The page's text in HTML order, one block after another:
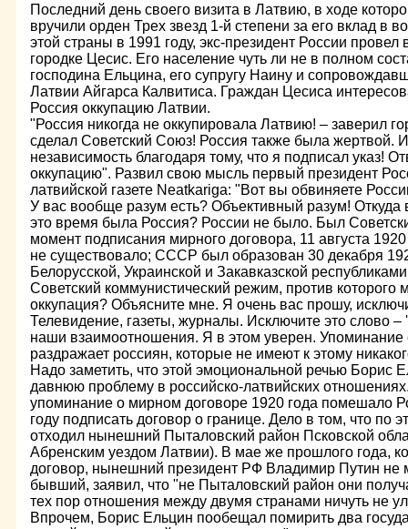
Последний день своего визита в Латвию, в ходе
вручили орден Трех звезд 1-й степени за его вклад в
этой страны в 1991 году, экс-президент России
городке Цесис. Его население чуть ли не в полном
господина Ельцина, его супругу Наину и
Латвии Айгарса Калвитиса. Граждан Цесиса
Россия оккупацию Латвии.
"Россия никогда не оккупировала Латвию! – заверил
сделал Советский Союз! Россия также была жертвой.
независимость благодаря тому, что я подписал указ!
оккупацию". Развил свою мысль первый президент
латвийской газете Neatkariga: "Вот вы обвиняете
У вас вообще разум есть? Объективный разум! Откуда
это время была Россия? России не было. Был
момент подписания мирного договора, 11 августа
не существовало; СССР был образован 30 декабря
Белорусской, Украинской и Закавказской
Советский коммунистический режим, против которого
оккупация? Объясните мне. Я очень вас прошу,
Телевидение, газеты, журналы. Исключите это слово
наши взаимоотношения. Я в этом уверен. Упоминание
раздражает россиян, которые не имеют к этому
Надо заметить, что этой эмоциональной речью Борис
давнюю проблему в российско-латвийских
упоминание о мирном договоре 1920 года помешало
году подписать договор о границе. Дело в том, что по
отходил нынешний Пыталовский район Псковской
Абренским уездом Латвии). В мае же прошлого года,
договор, нынешний президент РФ Владимир Путин не
бывший, заявил, что "не Пыталовский район они
тех пор отношения между двумя странами ничуть не
Впрочем, Борис Ельцин пообещал помирить два